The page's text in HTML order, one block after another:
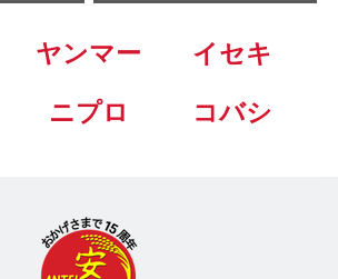
ヤンマー
イセキ
ニプロ コバシ